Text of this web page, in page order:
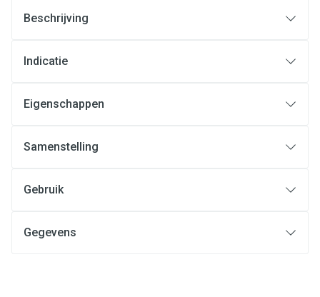
Beschrijving
Indicatie
Eigenschappen
Samenstelling
Gebruik
Gegevens